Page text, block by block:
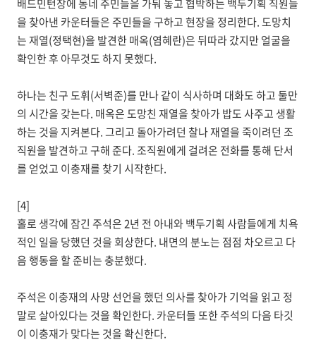
배드민턴장에 동네 주민들을 가둬 놓고 협박하는 백두기획 직원들
을 찾아낸 카운터들은 주민들을 구하고 현장을 정리한다. 도망치
는 재열(정택현)을 발견한 매옥(염혜란)은 뒤따라 갔지만 얼굴을
확인한 후 아무것도 하지 못했다.
하나는 친구 도휘(서벽준)를 만나 같이 식사하며 대화도 하고 둘만
의 시간을 갖는다. 매옥은 도망친 재열을 찾아가 밥도 사주고 생활
하는 것을 지켜본다. 그리고 돌아가려던 찰나 재열을 죽이려던 조
직원을 발견하고 구해 준다. 조직원에게 걸려온 전화를 통해 단서
를 얻었고 이충재를 찾기 시작한다.
[4]
홀로 생각에 잠긴 주석은 2년 전 아내와 백두기획 사람들에게 치욕
적인 일을 당했던 것을 회상한다. 내면의 분노는 점점 차오르고 다
음 행동을 할 준비는 충분했다.
주석은 이충재의 사망 선언을 했던 의사를 찾아가 기억을 읽고 정
말로 살아있다는 것을 확인한다. 카운터들 또한 주석의 다음 타깃
이 이충재가 맞다는 것을 확신한다.